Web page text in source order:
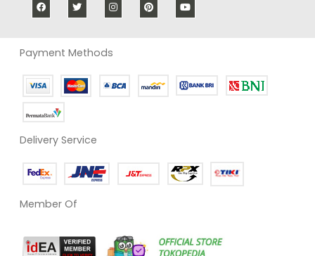
Payment Methods
Delivery Service
Member Of